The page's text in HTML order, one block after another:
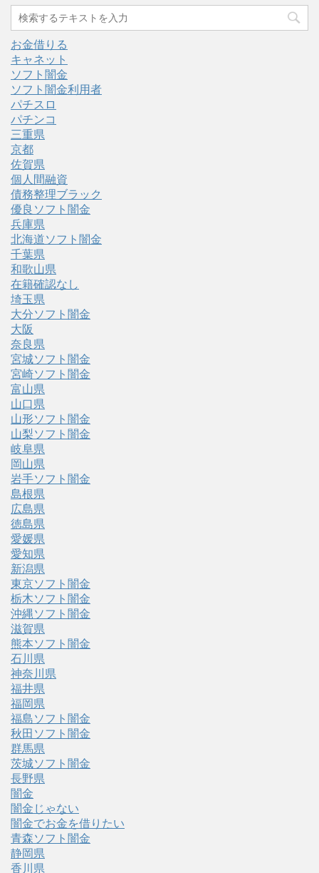
お金借りる
キャネット
ソフト闇金
ソフト闇金利用者
パチスロ
パチンコ
三重県
京都
佐賀県
個人間融資
債務整理ブラック
優良ソフト闇金
兵庫県
北海道ソフト闇金
千葉県
和歌山県
在籍確認なし
埼玉県
大分ソフト闇金
大阪
奈良県
宮城ソフト闇金
宮崎ソフト闇金
富山県
山口県
山形ソフト闇金
山梨ソフト闇金
岐阜県
岡山県
岩手ソフト闇金
島根県
広島県
徳島県
愛媛県
愛知県
新潟県
東京ソフト闇金
栃木ソフト闇金
沖縄ソフト闇金
滋賀県
熊本ソフト闇金
石川県
神奈川県
福井県
福岡県
福島ソフト闇金
秋田ソフト闇金
群馬県
茨城ソフト闇金
長野県
闇金
闇金じゃない
闇金でお金を借りたい
青森ソフト闇金
静岡県
香川県